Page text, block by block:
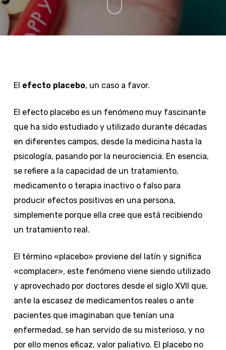
El efecto placebo, un caso a favor.
El efecto placebo es un fenómeno muy fascinante
que ha sido estudiado y utilizado durante décadas
en diferentes campos, desde la medicina hasta la
psicología, pasando por la neurociencia. En esencia,
se refiere a la capacidad de un tratamiento,
medicamento o terapia inactivo o falso para
producir efectos positivos en una persona,
simplemente porque ella cree que está recibiendo
un tratamiento real.
El término «placebo» proviene del latín y significa
«complacer», este fenómeno viene siendo utilizado
y aprovechado por doctores desde el siglo XVII que,
ante la escasez de medicamentos reales o ante
pacientes que imaginaban que tenían una
enfermedad, se han servido de su misterioso, y no
por ello menos eficaz, valor paliativo. El placebo no